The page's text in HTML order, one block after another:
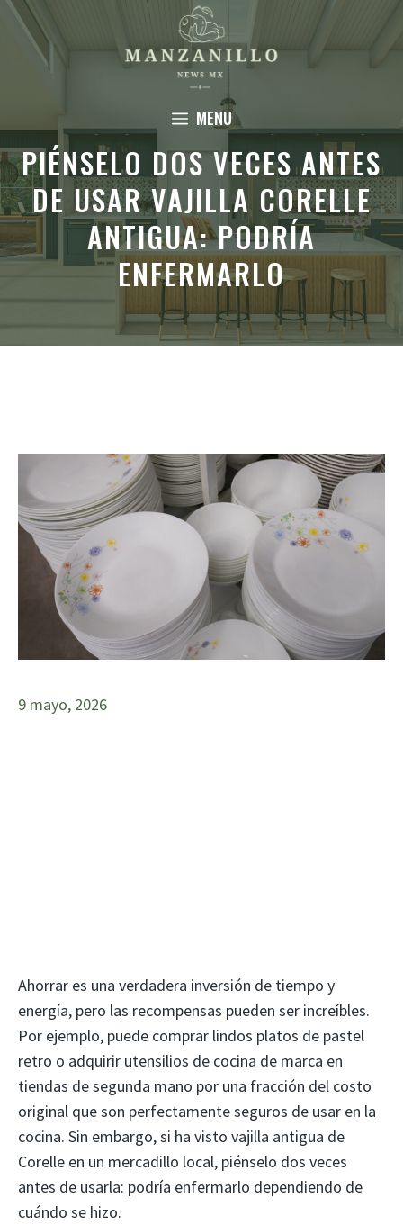
Saltar
contenido
MENU
PIÉNSELO DOS VECES ANTES
DE USAR VAJILLA CORELLE
ANTIGUA: PODRÍA
ENFERMARLO
9 mayo, 2026
Ahorrar es una verdadera inversión de tiempo y
energía, pero las recompensas pueden ser increíbles.
Por ejemplo, puede comprar lindos platos de pastel
retro o adquirir utensilios de cocina de marca en
tiendas de segunda mano por una fracción del costo
original que son perfectamente seguros de usar en la
cocina. Sin embargo, si ha visto vajilla antigua de
Corelle en un mercadillo local, piénselo dos veces
antes de usarla: podría enfermarlo dependiendo de
cuándo se hizo.